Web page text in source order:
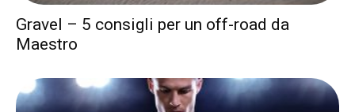
Gravel – 5 consigli per un off-road da
Maestro